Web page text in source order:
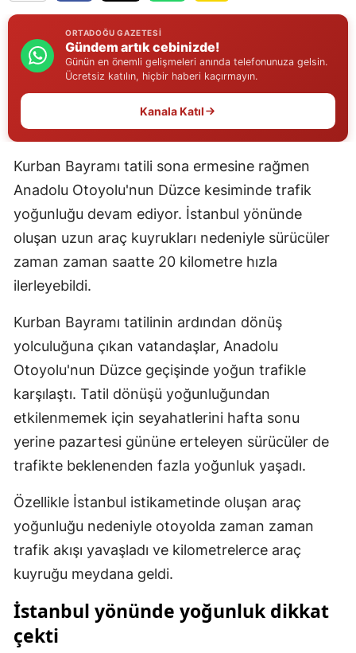
Erzurum
Eskişehir
Gümüşhane
Hakkari
Hatay
Mersin
İstanbul
İzmir
Kars
Kastamonu
Kırşehir
Kocaeli
Konya
ORTADOĞU GAZETESI
Gündem artık cebinizde!
Günün en önemli gelişmeleri anında telefonunuza gelsin.
Ücretsiz katılın, hiçbir haberi kaçırmayın.
Kanala Katıl
Kurban Bayramı tatili sona ermesine rağmen
Anadolu Otoyolu'nun Düzce kesiminde trafik
yoğunluğu devam ediyor. İstanbul yönünde
oluşan uzun araç kuyrukları nedeniyle sürücüler
zaman zaman saatte 20 kilometre hızla
ilerleyebildi.
Kurban Bayramı tatilinin ardından dönüş
yolculuğuna çıkan vatandaşlar, Anadolu
Otoyolu'nun Düzce geçişinde yoğun trafikle
karşılaştı. Tatil dönüşü yoğunluğundan
etkilenmemek için seyahatlerini hafta sonu
yerine pazartesi gününe erteleyen sürücüler de
trafikte beklenenden fazla yoğunluk yaşadı.
Özellikle İstanbul istikametinde oluşan araç
yoğunluğu nedeniyle otoyolda zaman zaman
trafik akışı yavaşladı ve kilometrelerce araç
kuyruğu meydana geldi.
İstanbul yönünde yoğunluk dikkat
çekti